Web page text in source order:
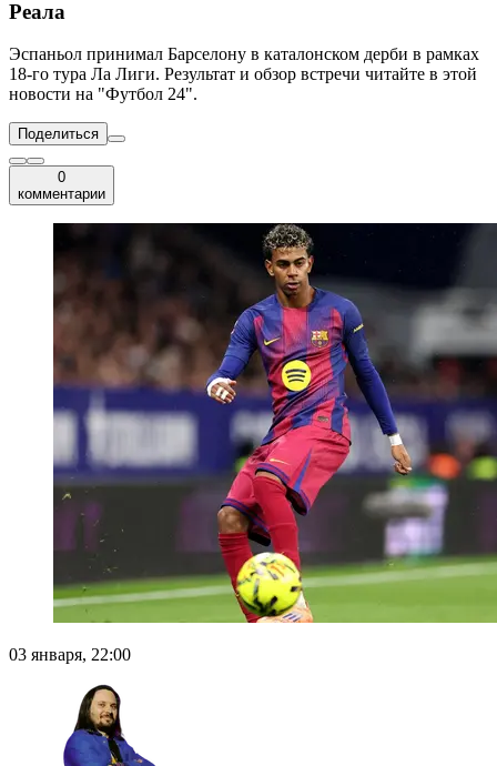
Реала
Эспаньол принимал Барселону в каталонском дерби в рамках
18-го тура Ла Лиги. Результат и обзор встречи читайте в этой
новости на "Футбол 24".
Поделиться
0
комментарии
03 января, 22:00